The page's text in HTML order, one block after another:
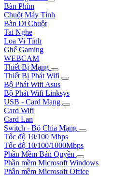
Bàn Phím
Chuột Máy Tính
Bàn Di Chuột
Tai Nghe
Loa Vi Tính
Ghế Gaming
WEBCAM
Thiết Bị Mạng
Thiết Bị Phát Wifi
Bộ Phát Wifi Asus
Bộ Phát Wifi Linksys
USB - Card Mạng
Card Wifi
Card Lan
Switch - Bộ Chia Mạng
Tốc độ 10/100 Mbps
Tốc độ 10/100/1000Mbps
Phần Mềm Bản Quyền
Phần mềm Microsoft Windows
Phần mềm Microsoft Office